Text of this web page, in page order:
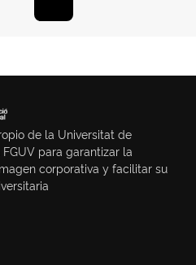
de la Universitat de
para garantizar la
corporativa y facilitar su